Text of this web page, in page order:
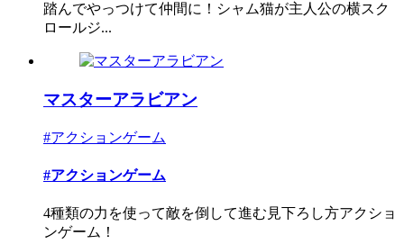
踏んでやっつけて仲間に！シャム猫が主人公の横スク
ロールジ...
マスターアラビアン
#アクションゲーム
#アクションゲーム
4種類の力を使って敵を倒して進む見下ろし方アクショ
ンゲーム！